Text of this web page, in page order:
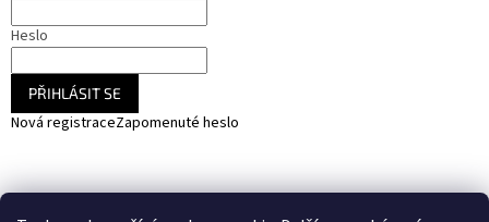
Heslo
PŘIHLÁSIT SE
Nová registraceZapomenuté heslo